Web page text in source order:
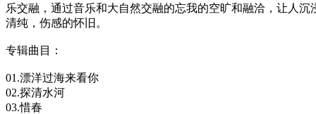
乐交融，通过音乐和大自然交融的忘我的空旷和融洽，让人
清纯，伤感的怀旧。
专辑曲目：
01.漂洋过海来看你
02.探清水河
03.惜春